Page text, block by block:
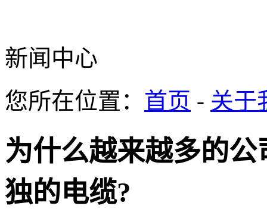
新闻中心
您所在位置： 首页 - 关于
为什么越来越多的
独的电缆?